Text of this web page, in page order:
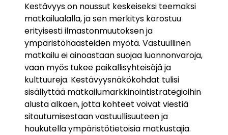
Kestävyys on noussut keskeiseksi teemaksi
matkailualalla, ja sen merkitys korostuu
erityisesti ilmastonmuutoksen ja
ympäristöhaasteiden myötä. Vastuullinen
matkailu ei ainoastaan suojaa luonnonvaroja,
vaan myös tukee paikallisyhteisöjä ja
kulttuureja. Kestävyysnäkökohdat tulisi
sisällyttää matkailumarkkinointistrategioihin
alusta alkaen, jotta kohteet voivat viestiä
sitoutumisestaan vastuullisuuteen ja
houkutella ympäristötietoisia matkustajia.